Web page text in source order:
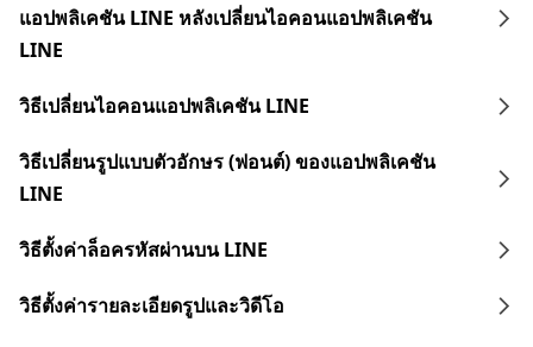
แอปพลิเคชัน LINE หลังเปลี่ยนไอคอนแอปพลิเคชัน
LINE
วิธีเปลี่ยนไอคอนแอปพลิเคชัน LINE
วิธีเปลี่ยนรูปแบบตัวอักษร (ฟอนต์) ของแอปพลิเคชัน
LINE
วิธีตั้งค่าล็อครหัสผ่านบน LINE
วิธีตั้งค่ารายละเอียดรูปและวิดีโอ